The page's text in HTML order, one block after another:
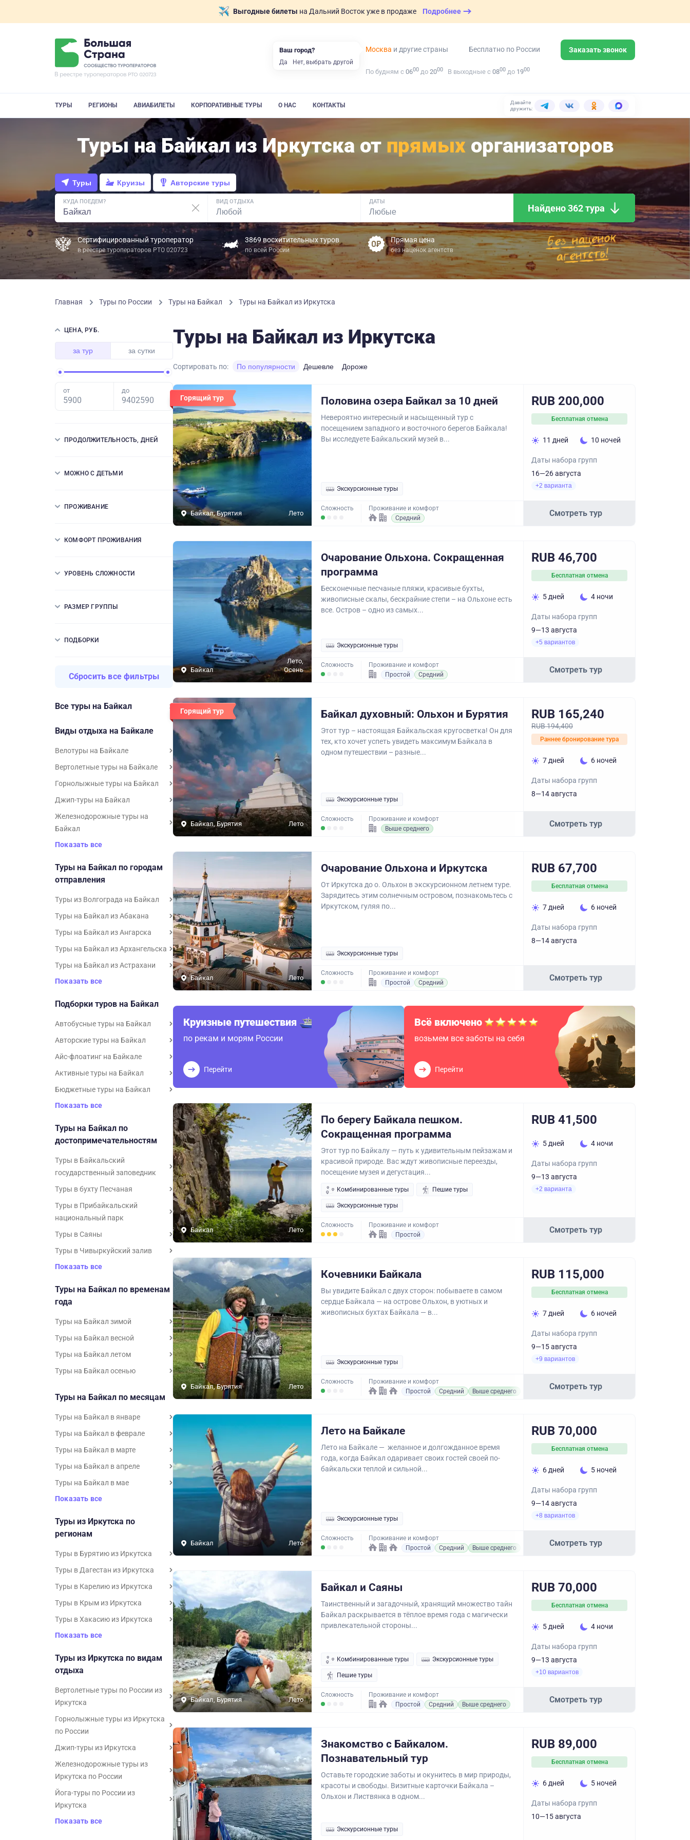
Выгодные билеты на Дальний Восток уже в продаже Подробнее
Москва и другие страны Бесплатно по России Заказать звонок
По будням с 0600 до 2000 В выходные с 0800 до 1900
ТУРЫ РЕГИОНЫ АВИАБИЛЕТЫ КОРПОРАТИВНЫЕ ТУРЫ О НАС КОНТАКТЫ
Давайте
дружить:
Туры на Байкал из Иркутска отпрямыхорганизаторов
Туры Круизы Авторские туры
КУДА ПОЕДЕМ? ВИД ОТДЫХА ДАТЫ
Найдено 362 тура
Сертифицированный туроператор
в реестре туроператоров РТО 020723
3869 восхитительных туров
по всей России
Прямая цена
без наценок агентств
Главная Туры по России Туры на Байкал Туры на Байкал из Иркутска
ЦЕНА, РУБ.
за тур за сутки
от до
ПРОДОЛЖИТЕЛЬНОСТЬ, ДНЕЙ
МОЖНО С ДЕТЬМИ
ПРОЖИВАНИЕ
КОМФОРТ ПРОЖИВАНИЯ
УРОВЕНЬ СЛОЖНОСТИ
РАЗМЕР ГРУППЫ
ПОДБОРКИ
Сбросить все фильтры
Все туры на Байкал
Виды отдыха на Байкале
Велотуры на Байкале
Вертолетные туры на Байкале
Горнолыжные туры на Байкал
Джип-туры на Байкал
Железнодорожные туры на
Байкал
Показать все
Туры на Байкал по городам
отправления
Туры из Волгограда на Байкал
Туры на Байкал из Абакана
Туры на Байкал из Ангарска
Туры на Байкал из Архангельска
Туры на Байкал из Астрахани
Показать все
Подборки туров на Байкал
Автобусные туры на Байкал
Авторские туры на Байкал
Айс-флоатинг на Байкале
Активные туры на Байкал
Бюджетные туры на Байкал
Показать все
Туры на Байкал по
достопримечательностям
Туры в Байкальский
государственный заповедник
Туры в бухту Песчаная
Туры в Прибайкальский
национальный парк
Туры в Саяны
Туры в Чивыркуйский залив
Показать все
Туры на Байкал по временам
года
Туры на Байкал зимой
Туры на Байкал весной
Туры на Байкал летом
Туры на Байкал осенью
Туры на Байкал по месяцам
Туры на Байкал в январе
Туры на Байкал в феврале
Туры на Байкал в марте
Туры на Байкал в апреле
Туры на Байкал в мае
Показать все
Туры из Иркутска по
регионам
Туры в Бурятию из Иркутска
Туры в Дагестан из Иркутска
Туры в Карелию из Иркутска
Туры в Крым из Иркутска
Туры в Хакасию из Иркутска
Показать все
Туры из Иркутска по видам
отдыха
Вертолетные туры по России из
Иркутска
Горнолыжные туры из Иркутска
по России
Джип-туры из Иркутска
Железнодорожные туры из
Иркутска по России
Йога-туры по России из
Иркутска
Показать все
Туры на Байкал из Иркутска
Сортировать по: По популярности Дешевле Дороже
Горящий тур
Байкал, Бурятия Лето
Половина озера Байкал за 10 дней
Невероятно интересный и насыщенный тур с
посещением западного и восточного берегов Байкала!
Вы исследуете Байкальский музей в...
Экскурсионные туры
Сложность
Проживание и комфорт
Средний
RUB 200,000
Бесплатная отмена
11 дней 10 ночей
Даты набора групп
16—26 августа
+2 варианта
Смотреть тур
Байкал
Лето,
Осень
Очарование Ольхона. Сокращенная
программа
Бесконечные песчаные пляжи, красивые бухты,
живописные скалы, бескрайние степи – на Ольхоне есть
все. Остров – одно из самых...
Экскурсионные туры
Сложность
Проживание и комфорт
Простой
Средний
RUB 46,700
Бесплатная отмена
5 дней 4 ночи
Даты набора групп
9—13 августа
+5 вариантов
Смотреть тур
Горящий тур
Байкал, Бурятия Лето
Байкал духовный: Ольхон и Бурятия
Этот тур – настоящая Байкальская кругосветка! Он для
тех, кто хочет успеть увидеть максимум Байкала в
одном путешествии – разные...
Экскурсионные туры
Сложность
Проживание и комфорт
Выше среднего
RUB 165,240
RUB 194,400
Раннее бронирование тура
7 дней 6 ночей
Даты набора групп
8—14 августа
Смотреть тур
Байкал Лето
Очарование Ольхона и Иркутска
От Иркутска до о. Ольхон в экскурсионном летнем туре.
Зарядитесь этим солнечным островом, познакомьтесь с
Иркутском, гуляя по...
Экскурсионные туры
Сложность
Проживание и комфорт
Простой
Средний
RUB 67,700
Бесплатная отмена
7 дней 6 ночей
Даты набора групп
8—14 августа
Смотреть тур
Круизные путешествия
по рекам и морям России
Перейти
Всё включено
возьмем все заботы на себя
Перейти
Байкал Лето
По берегу Байкала пешком.
Сокращенная программа
Этот тур по Байкалу — путь к удивительным пейзажам и
красивой природе. Вас ждут живописные переезды,
посещение музея и дегустация...
Комбинированные туры Пешие туры
Экскурсионные туры
Сложность
Проживание и комфорт
Простой
RUB 41,500
5 дней 4 ночи
Даты набора групп
9—13 августа
+2 варианта
Смотреть тур
Байкал, Бурятия Лето
Кочевники Байкала
Вы увидите Байкал с двух сторон: побываете в самом
сердце Байкала — на острове Ольхон, в уютных и
живописных бухтах Байкала — в...
Экскурсионные туры
Сложность
Проживание и комфорт
Простой
Средний Выше среднего
RUB 115,000
Бесплатная отмена
7 дней 6 ночей
Даты набора групп
9—15 августа
+9 вариантов
Смотреть тур
Байкал Лето
Лето на Байкале
Лето на Байкале — желанное и долгожданное время
года, когда Байкал одаривает своих гостей своей по-
байкальски теплой и сильной...
Экскурсионные туры
Сложность
Проживание и комфорт
Простой
Средний Выше среднего
RUB 70,000
Бесплатная отмена
6 дней 5 ночей
Даты набора групп
9—14 августа
+8 вариантов
Смотреть тур
Байкал, Бурятия Лето
Байкал и Саяны
Таинственный и загадочный, хранящий множество тайн
Байкал раскрывается в тёплое время года с магически
привлекательной стороны...
Комбинированные туры Экскурсионные туры
Пешие туры
Сложность
Проживание и комфорт
Простой
Средний Выше среднего
RUB 70,000
Бесплатная отмена
5 дней 4 ночи
Даты набора групп
9—13 августа
+10 вариантов
Смотреть тур
Знакомство с Байкалом.
Познавательный тур
Оставьте городские заботы и окунитесь в мир природы,
красоты и свободы. Визитные карточки Байкала –
Ольхон и Листвянка в одном...
Экскурсионные туры
RUB 89,000
Бесплатная отмена
6 дней 5 ночей
Даты набора групп
10—15 августа
Ваш город?
Да Нет, выбрать другой